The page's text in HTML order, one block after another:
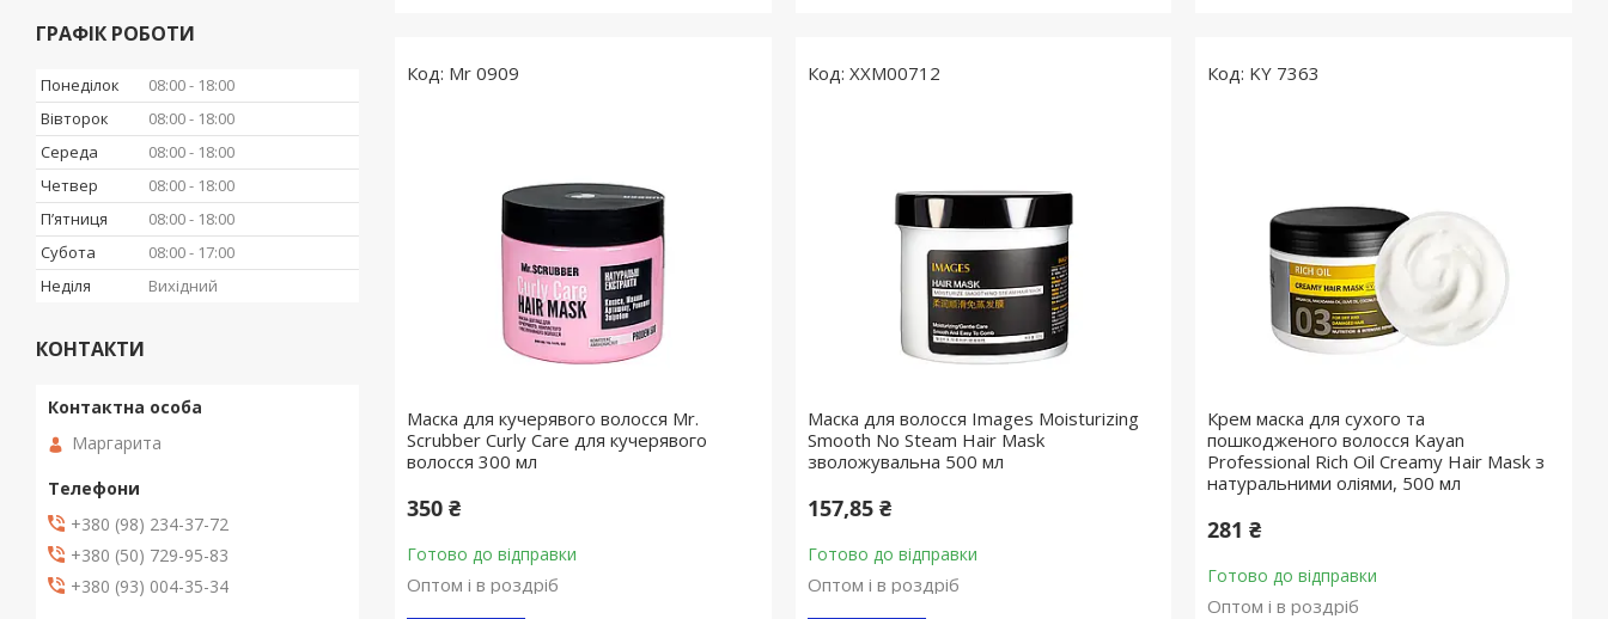
Mr 0909
Маска для кучерявого волосся Mr.
Scrubber Curly Care для кучерявого
волосся 300 мл
350 ₴
Готово до відправки
Оптом і в роздріб
XXM00712
Маска для волосся Images Moisturizing
Smooth No Steam Hair Mask
зволожувальна 500 мл
157,85 ₴
Готово до відправки
Оптом і в роздріб
KY 7363
Крем маска для сухого та
пошкодженого волосся Kayan
Professional Rich Oil Creamy Hair Mask з
натуральними оліями, 500 мл
281 ₴
Готово до відправки
Оптом і в роздріб
ГРАФІК РОБОТИ
Понеділок 08:00
18:00
Вівторок
08:00
18:00
Середа
08:00
18:00
Четвер
08:00
18:00
Пʼятниця
08:00
18:00
Субота
08:00
17:00
Неділя
Вихідний
КОНТАКТИ
Маргарита
+380 (98) 234-37-72
+380 (50) 729-95-83
+380 (93) 004-35-34